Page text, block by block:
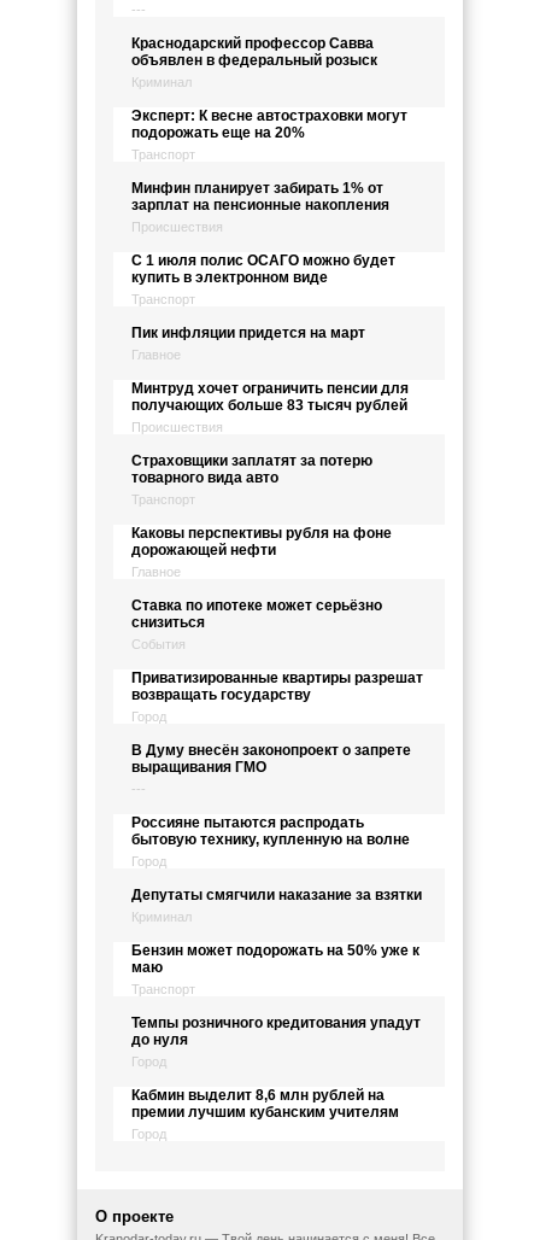
---
Краснодарский профессор Савва
объявлен в федеральный розыск
Криминал
Эксперт: К весне автостраховки могут
подорожать еще на 20%
Транспорт
Минфин планирует забирать 1% от
зарплат на пенсионные накопления
Происшествия
С 1 июля полис ОСАГО можно будет
купить в электронном виде
Транспорт
Пик инфляции придется на март
Главное
Минтруд хочет ограничить пенсии для
получающих больше 83 тысяч рублей
Происшествия
Страховщики заплатят за потерю
товарного вида авто
Транспорт
Каковы перспективы рубля на фоне
дорожающей нефти
Главное
Ставка по ипотеке может серьёзно
снизиться
События
Приватизированные квартиры разрешат
возвращать государству
Город
В Думу внесён законопроект о запрете
выращивания ГМО
---
Россияне пытаются распродать
бытовую технику, купленную на волне
Город
Депутаты смягчили наказание за взятки
Криминал
Бензин может подорожать на 50% уже к
маю
Транспорт
Темпы розничного кредитования упадут
до нуля
Город
Кабмин выделит 8,6 млн рублей на
премии лучшим кубанским учителям
Город
О проекте